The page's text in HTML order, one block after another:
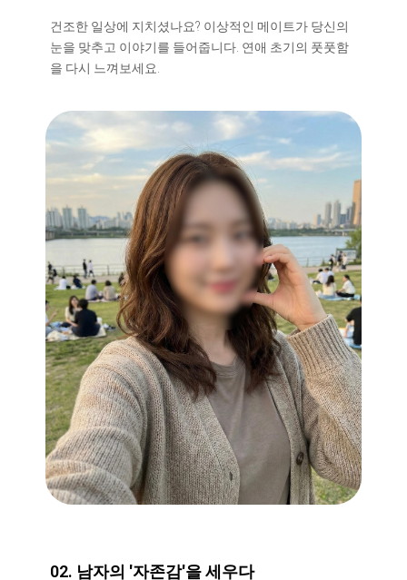
건조한 일상에 지치셨나요? 이상적인 메이트가 당신의
눈을 맞추고 이야기를 들어줍니다. 연애 초기의 풋풋함
을 다시 느껴보세요.
02. 남자의 '자존감'을 세우다